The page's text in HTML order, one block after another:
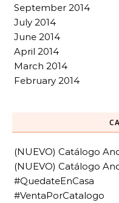
September 2014
July 2014
June 2014
April 2014
March 2014
February 2014
(NUEVO) Catálogo
(NUEVO) Catálogo
#QuedateEnCasa
#VentaPorCatalogo